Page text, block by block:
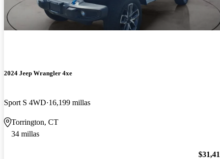
2024 Jeep Wrangler 4xe
Sport S 4WD 16,199 millas
Torrington, CT
34 millas